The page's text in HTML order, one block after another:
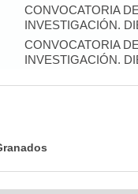
CONVOCATORIA
INVESTIGACIÓN.
CONVOCATORIA
INVESTIGACIÓN.